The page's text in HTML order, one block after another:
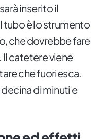
inserito il
tubo è lo strumento
che dovrebbe fare
catetere viene
che fuoriesca.
di minuti e